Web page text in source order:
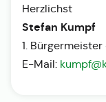
Herzlichst
Stefan Kumpf
1.
E-Mail: